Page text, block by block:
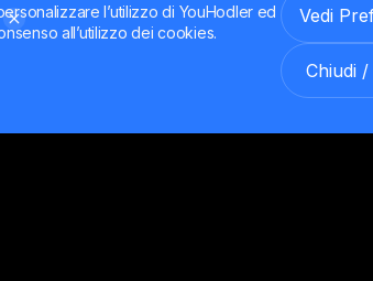
l’utilizzo di YouHodler ed
all’utilizzo dei cookies.
Vedi
Chiudi /